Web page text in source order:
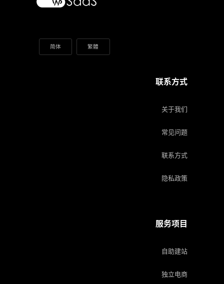
简体 繁體
联系方式
关于我们
常见问题
联系方式
隐私政策
服务项目
自助建站
独立电商